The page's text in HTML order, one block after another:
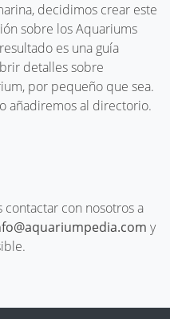
decidimos crear este
sobre los Aquariums
es una guía
detalles sobre
por pequeño que sea.
añadiremos al directorio.
con nosotros a
y